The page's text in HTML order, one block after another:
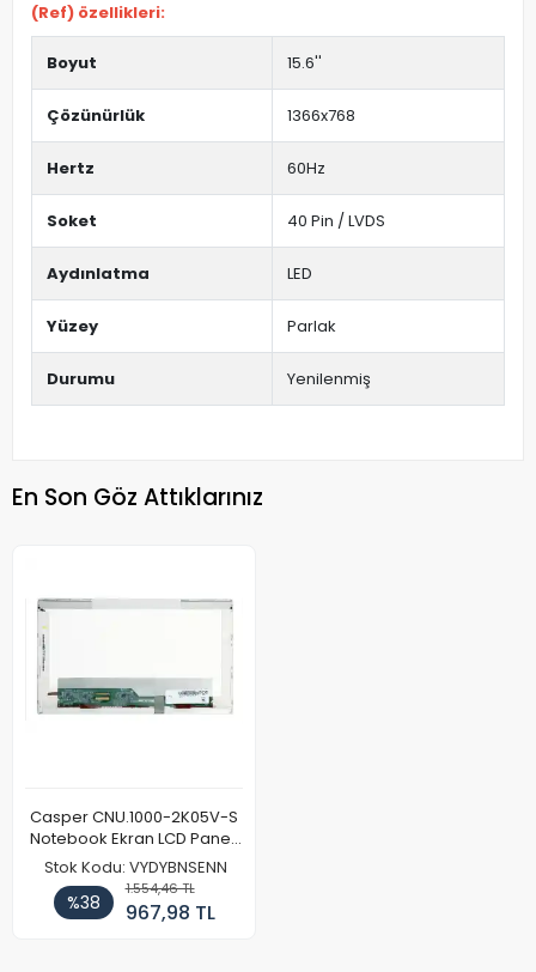
(Ref) özellikleri:
Boyut 15.6''
Çözünürlük 1366x768
Hertz 60Hz
Soket 40 Pin / LVDS
Aydınlatma LED
Yüzey Parlak
Durumu Yenilenmiş
En Son Göz Attıklarınız
Casper CNU.1000-2K05V-S
Notebook Ekran LCD Paneli
(Ref)
Stok Kodu: VYDYBNSENN
%38
1.554,46 TL
967,98 TL